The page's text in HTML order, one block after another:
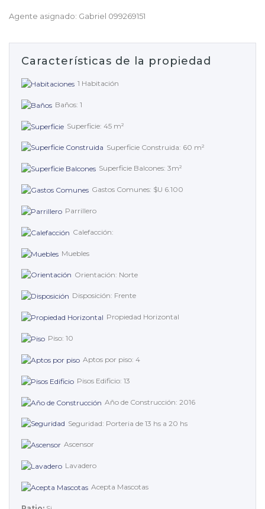
Agente asignado: Gabriel 099269151
Características de la propiedad
1 Habitación
Baños: 1
Superficie: 45 m²
Superficie Construida: 60 m²
Superficie Balcones: 3m²
Gastos Comunes: $U 6.100
Parrillero
Calefacción:
Muebles
Orientación: Norte
Disposición: Frente
Propiedad Horizontal
Piso: 10
Aptos por piso: 4
Pisos Edificio: 13
Año de Construcción: 2016
Seguridad: Porteria de 13 hs a 20 hs
Ascensor
Lavadero
Acepta Mascotas